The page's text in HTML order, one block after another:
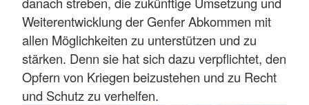
Weiterentwicklung der Genfer Abkommen mit
allen Möglichkeiten zu unterstützen und zu
stärken. Denn sie hat sich dazu verpflichtet, den
Opfern von Kriegen beizustehen und zu Recht
und Schutz zu verhelfen.